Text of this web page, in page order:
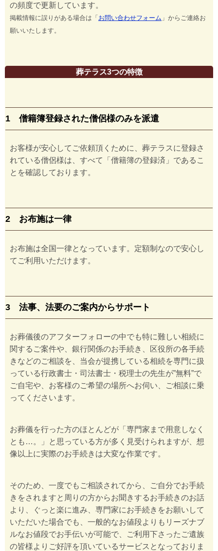
の頻度で更新しています。
掲載情報に誤りがある場合は「お問い合わせフォーム 」からご連絡お
願いいたします。
葬テラス3つの特徴
1 僧籍簿登録された僧侶様のみを派遣
お客様が安心してご依頼頂くために、葬テラスに登録さ
れている僧侶様は、すべて「僧籍簿の登録済」であるこ
とを確認しております。
2 お布施は一律
お布施は全国一律となっています。定額制なので安心し
てご利用いただけます。
3 法事、法要のご案内からサポート
お葬儀後のアフターフォローの中でも特に難しい相続に
関するご案件や、銀行関係のお手続き、区役所の各手続
きなどのご相談を、当会が提携している相続を専門に扱
っている行政書士・司法書士・税理士の先生が”無料”で
ご自宅や、お客様のご希望の場所へお伺い、ご相談に乗
ってくださいます。
お葬儀を行った方のほとんどが「専門家まで用意しなく
とも…。」と思っている方が多く見受けられますが、想
像以上に実際のお手続きは大変な作業です。
そのため、一度でもご相談されてから、ご自分でお手続
きをされますと周りの方からお聞きするお手続きのお話
より、ぐっと楽に進み、専門家にお手続きをお願いして
いただいた場合でも、一般的なお値段よりもリーズナブ
ルなお値段でお手伝いが可能で、ご利用下さったご遺族
の皆様よりご好評を頂いているサービスとなっておりま